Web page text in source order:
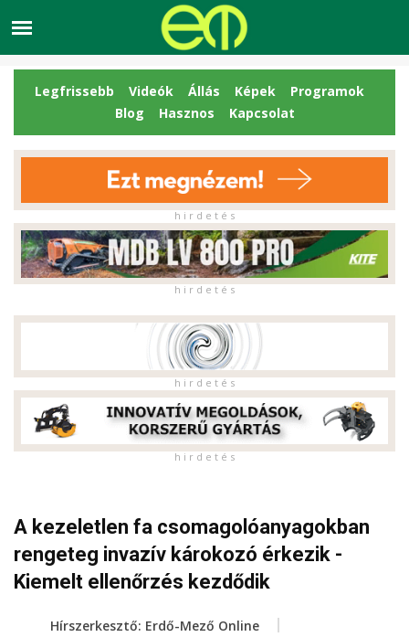
Legfrissebb Videók Állás Képek
Programok
Blog
Hasznos Kapcsolat
h i r d e t é s
h i r d e t é s
h i r d e t é s
h i r d e t é s
A kezeletlen fa csomagolóanyagokban
rengeteg invazív károkozó érkezik -
Kiemelt ellenőrzés kezdődik
Hírszerkesztő: Erdő-Mező Online